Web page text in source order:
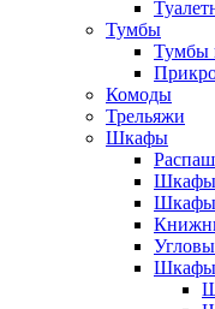
Тумбы
Тумбы
Комоды
Трельяжи
Шкафы
Шкафы
Шкафы